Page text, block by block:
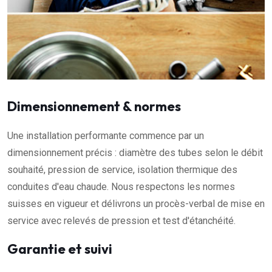
Dimensionnement & normes
Une installation performante commence par un
dimensionnement précis : diamètre des tubes selon le débit
souhaité, pression de service, isolation thermique des
conduites d'eau chaude. Nous respectons les normes
suisses en vigueur et délivrons un procès-verbal de mise en
service avec relevés de pression et test d'étanchéité.
Garantie et suivi